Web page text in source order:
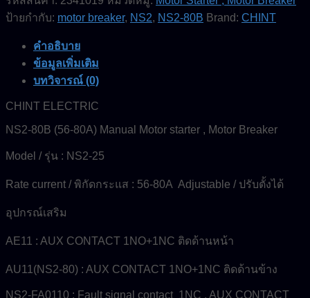
Manual
starter-
CHINT
ELECTRIC
ชิ้น
ป้ายกำกับ: motor breaker, NS2, NS2-80B Brand: CHINT
คำอธิบาย
ข้อมูลเพิ่มเติม
บทวิจารณ์ (0)
CHINT ELECTRIC
NS2-80B (56-80A) Manual Motor starter , Motor Breaker
Model / รุ่น : NS2-25
Rate current / พิกัดกระแส : 56-80A Adjustable / ปรับตั้งได้
อุปกรณ์เสริม
AE11 : AUX CONTACT 1NO+1NC ติดด้านหน้า
AU11(NS2-80) : AUX CONTACT 1NO+1NC ติดด้านข้าง
NS2-FA0110 : Fault signal contact 1NC , AUX CONTACT